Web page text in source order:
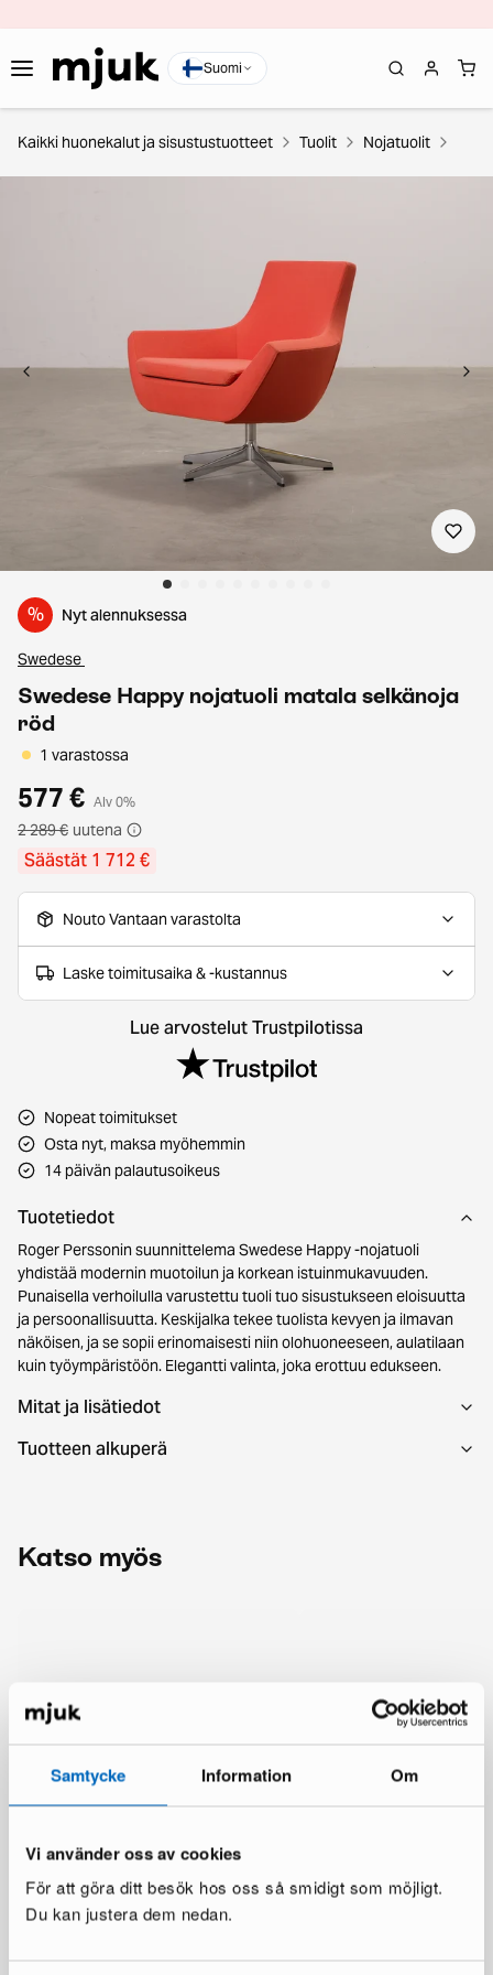
Samtycke Information Om
Vi använder oss av cookies
För att göra ditt besök hos oss så smidigt som möjligt.
Du kan justera dem nedan.
Suomi
Kaikki huonekalut ja sisustustuotteet Tuolit Nojatuolit
% Nyt alennuksessa
Swedese
Swedese Happy nojatuoli matala selkänoja
röd
1 varastossa
577 € Alv 0%
2 289 € uutena
Säästät 1 712 €
Nouto Vantaan varastolta
Laske toimitusaika & -kustannus
Lue arvostelut Trustpilotissa
Nopeat toimitukset
Osta nyt, maksa myöhemmin
14 päivän palautusoikeus
Tuotetiedot
Roger Perssonin suunnittelema Swedese Happy -nojatuoli
yhdistää modernin muotoilun ja korkean istuinmukavuuden.
Punaisella verhoilulla varustettu tuoli tuo sisustukseen eloisuutta
ja persoonallisuutta. Keskijalka tekee tuolista kevyen ja ilmavan
näköisen, ja se sopii erinomaisesti niin olohuoneeseen, aulatilaan
kuin työympäristöön. Elegantti valinta, joka erottuu edukseen.
Mitat ja lisätiedot
Tuotteen alkuperä
Katso myös